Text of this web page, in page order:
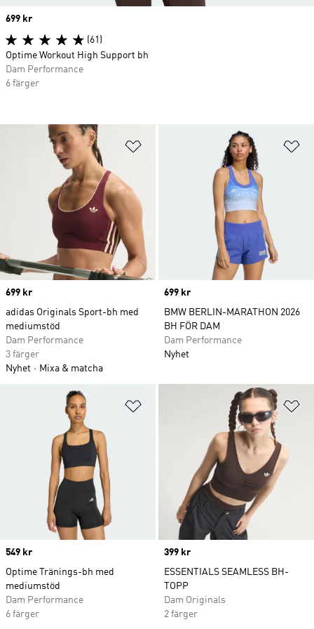
Lägg till på önskelistan
Price
699 kr
adidas Originals Sport-bh med
mediumstöd
Dam Performance
3 färger
Nyhet
Mixa & matcha
Price
699 kr
BMW BERLIN-MARATHON 2026
BH FÖR DAM
Dam Performance
Nyhet
Lägg till på önskelistan
Price
549 kr
Optime Tränings-bh med
mediumstöd
Dam Performance
6 färger
Price
399 kr
ESSENTIALS SEAMLESS BH-
TOPP
Dam Originals
2 färger
Price
699 kr
(61)
Optime Workout High Support bh
Dam Performance
6 färger